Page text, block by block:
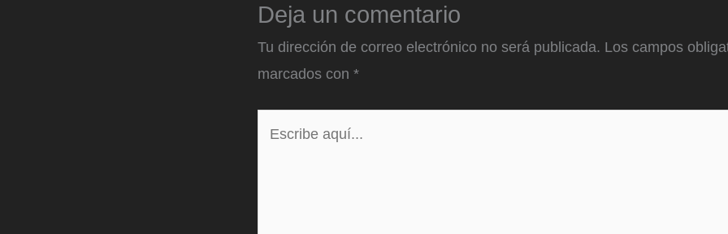
Deja un comentario
Tu dirección de correo electrónico no será publicada. Los campos
marcados con *